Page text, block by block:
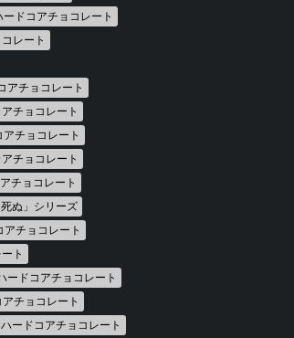
ードコアチョコレート
レート
アチョコレート
チョコレート
チョコレート
チョコレート
チョコレート
死ぬ」シリーズ
アチョコレート
ト
ードコアチョコレート
チョコレート
ードコアチョコレート